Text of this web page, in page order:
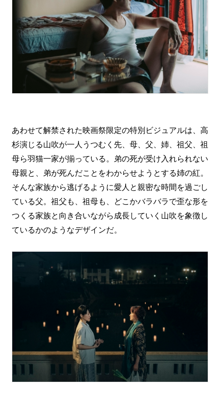
あわせて解禁された映画祭限定の特別ビジュアルは、高
杉演じる山吹が一人うつむく先、母、父、姉、祖父、祖
母ら羽猫一家が揃っている。弟の死が受け入れられない
母親と、弟が死んだことをわからせようとする姉の紅。
そんな家族から逃げるように愛人と親密な時間を過ごし
ている父。祖父も、祖母も、どこかバラバラで歪な形を
つくる家族と向き合いながら成長していく山吹を象徴し
ているかのようなデザインだ。